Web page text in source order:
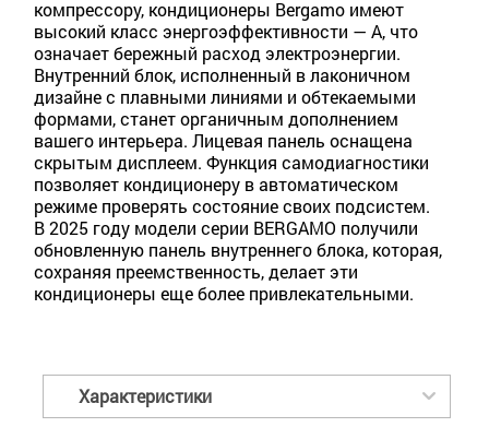
компрессору, кондиционеры Bergamo имеют
высокий класс энергоэффективности — A, что
означает бережный расход электроэнергии.
Внутренний блок, исполненный в лаконичном
дизайне с плавными линиями и обтекаемыми
формами, станет органичным дополнением
вашего интерьера. Лицевая панель оснащена
скрытым дисплеем. Функция самодиагностики
позволяет кондиционеру в автоматическом
режиме проверять состояние своих подсистем.
В 2025 году модели серии BERGAMO получили
обновленную панель внутреннего блока, которая,
сохраняя преемственность, делает эти
кондиционеры еще более привлекательными.
Характеристики